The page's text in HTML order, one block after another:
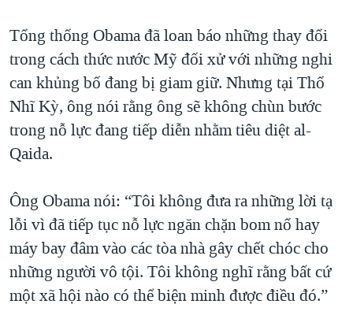
Tổng thống Obama đã loan báo những thay đổi
trong cách thức nước Mỹ đối xử với những nghi
can khủng bố đang bị giam giữ. Nhưng tại Thổ
Nhĩ Kỳ, ông nói rằng ông sẽ không chùn bước
trong nỗ lực đang tiếp diễn nhằm tiêu diệt al-
Qaida.
Ông Obama nói: “Tôi không đưa ra những lời tạ
lỗi vì đã tiếp tục nỗ lực ngăn chặn bom nổ hay
máy bay đâm vào các tòa nhà gây chết chóc cho
những người vô tội. Tôi không nghĩ rằng bất cứ
một xã hội nào có thể biện minh được điều đó.”